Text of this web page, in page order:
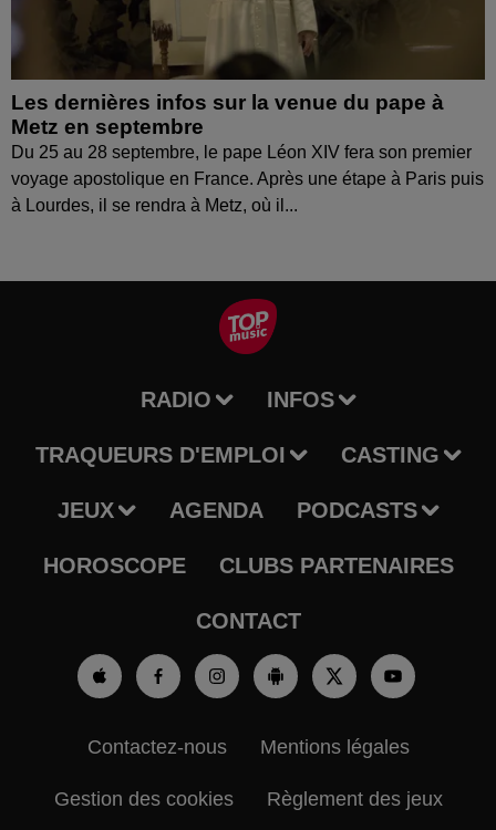
Les dernières infos sur la venue du pape à
Metz en septembre
Du 25 au 28 septembre, le pape Léon XIV fera son premier
voyage apostolique en France. Après une étape à Paris puis
à Lourdes, il se rendra à Metz, où il...
RADIO INFOS
TRAQUEURS D'EMPLOI CASTING
JEUX AGENDA PODCASTS
HOROSCOPE CLUBS PARTENAIRES
CONTACT
Contactez-nous Mentions légales
Gestion des cookies Règlement des jeux